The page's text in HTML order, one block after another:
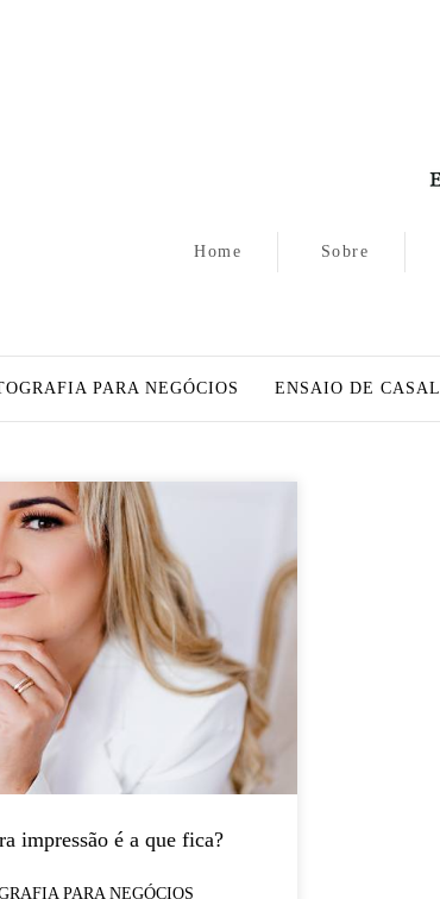
Home Sobre
PARA NEGÓCIOS ENSAIO DE CASAL
impressão é a que fica?
PARA NEGÓCIOS